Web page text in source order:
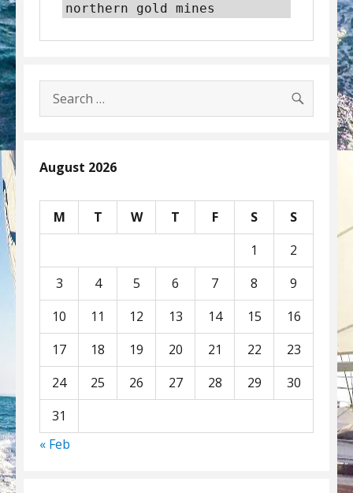
northern gold mines
Search
for:
August 2026
M T W T F S
S
1
2
3
4 5 6 7 8
9
10
11 12 13 14 15
16
17
18 19 20 21 22
23
24
25 26 27 28 29
30
31
« Feb